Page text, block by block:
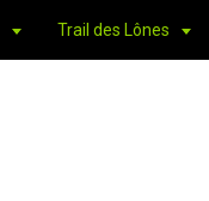
Trail des Lônes